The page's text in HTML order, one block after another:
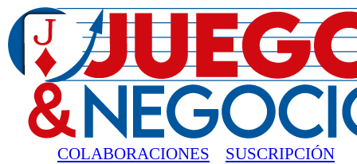
SUSCRIPCIÓN
COLABORACIONES